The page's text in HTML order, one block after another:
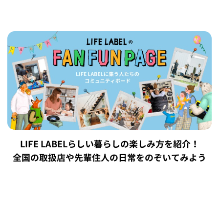
LIFE LABELらしい暮らしの楽しみ方を紹介！
全国の取扱店や先輩住人の日常をのぞいてみよう